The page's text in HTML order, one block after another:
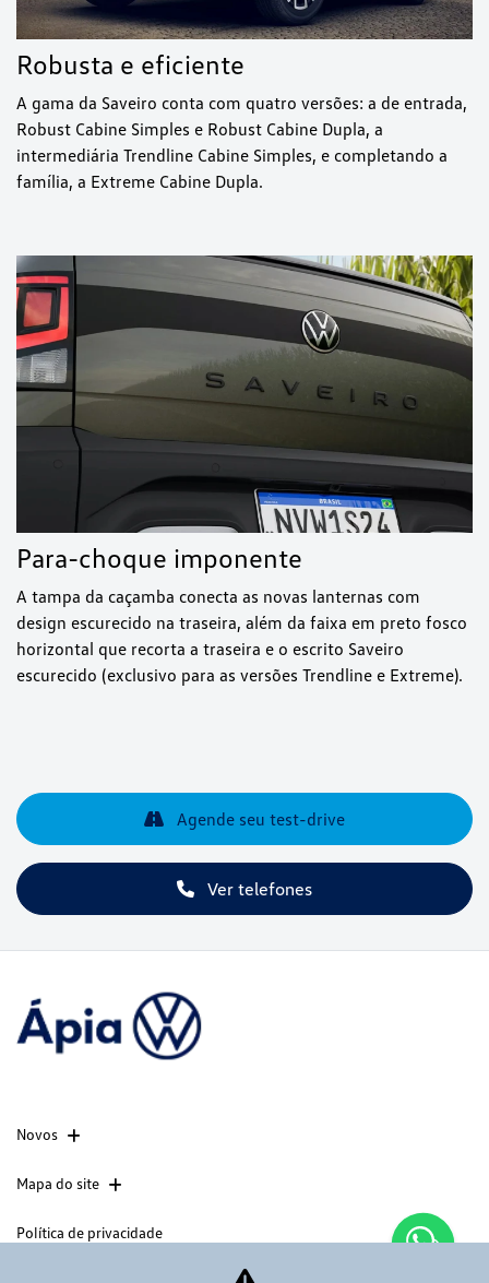
Robusta e eficiente
A gama da Saveiro conta com quatro versões: a de entrada,
Robust Cabine Simples e Robust Cabine Dupla, a
intermediária Trendline Cabine Simples, e completando a
família, a Extreme Cabine Dupla.
Para-choque imponente
A tampa da caçamba conecta as novas lanternas com
design escurecido na traseira, além da faixa em preto fosco
horizontal que recorta a traseira e o escrito Saveiro
escurecido (exclusivo para as versões Trendline e Extreme).
Ver telefones
Agende seu test-drive
Novos
Mapa do site
Política de privacidade